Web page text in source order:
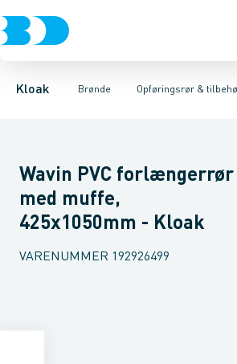
Kloak Brønde
Rør & fittingsBrønde Brøndgods
Opføringsrør &
Rense & inspektions brønde
OpføringsrørTætningsringeLågBunde
Wavin PVC forlængerrør
med muffe,
425x1050mm - Kloak
VARENUMMER 192926499